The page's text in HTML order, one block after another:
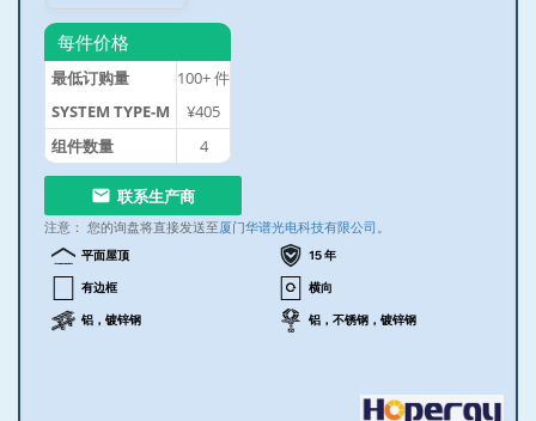
每件价格
最低订购量 100+件
SYSTEM TYPE-M
¥405
组件数量
4
联系生产商
注意： 您的询盘将直接发送至厦门华谱光电科技有限公司 。
平面屋顶 15 年
有边框 横向
铝，镀锌钢 铝，不锈钢，镀锌钢